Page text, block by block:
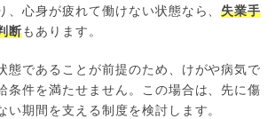
、心身が疲れて働けない状態なら、失業手
断もあります。
態であることが前提のため、けがや病気で
条件を満たせません。この場合は、先に傷
い期間を支える制度を検討します。